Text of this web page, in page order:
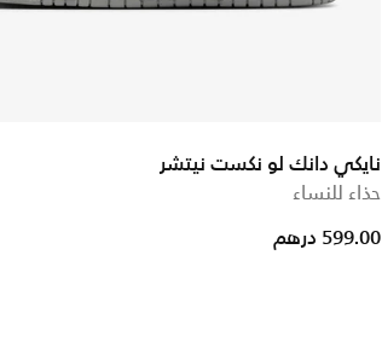
نايكي دانك لو نكست نيتشر
حذاء للنساء
599.00 درهم